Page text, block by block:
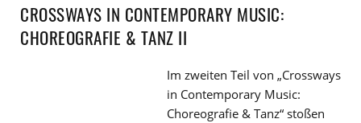
CROSSWAYS IN CONTEMPORARY MUSIC:
CHOREOGRAFIE & TANZ II
Im zweiten Teil von „Crossways
in Contemporary Music:
Choreografie & Tanz“ stoßen